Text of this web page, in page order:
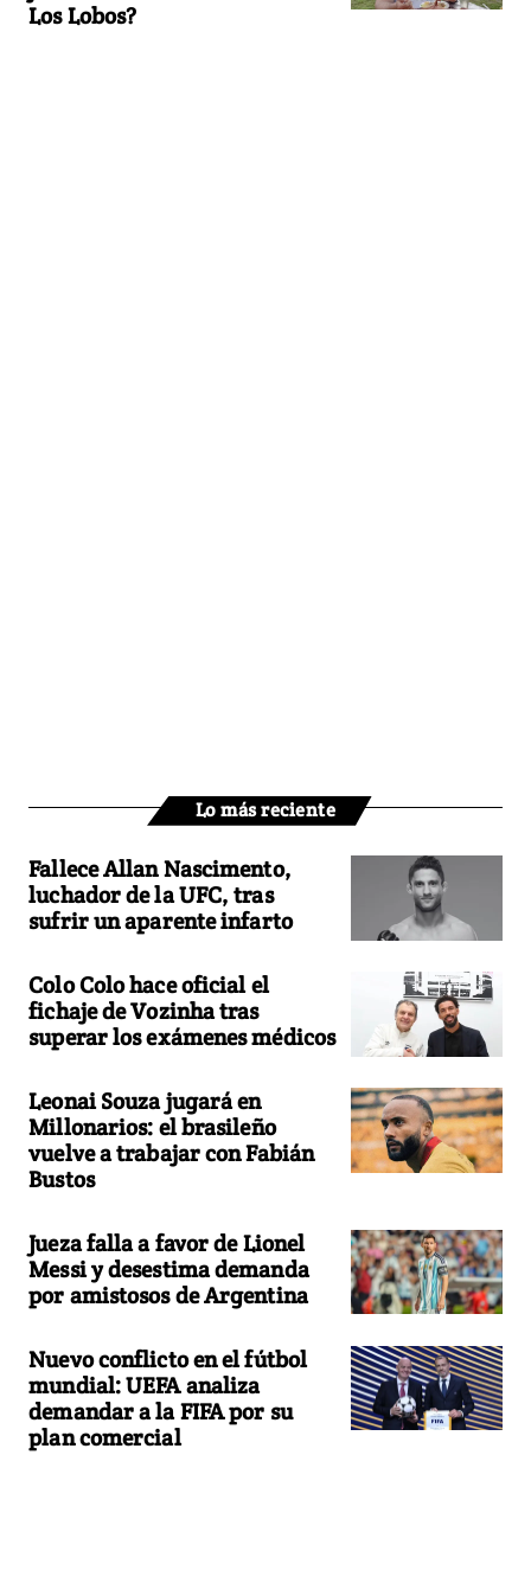
Los Lobos?
Lo más reciente
Fallece Allan Nascimento,
luchador de la UFC, tras
sufrir un aparente infarto
Colo Colo hace oficial el
fichaje de Vozinha tras
superar los exámenes médicos
Leonai Souza jugará en
Millonarios: el brasileño
vuelve a trabajar con Fabián
Bustos
Jueza falla a favor de Lionel
Messi y desestima demanda
por amistosos de Argentina
Nuevo conflicto en el fútbol
mundial: UEFA analiza
demandar a la FIFA por su
plan comercial